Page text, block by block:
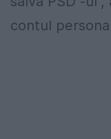
contul